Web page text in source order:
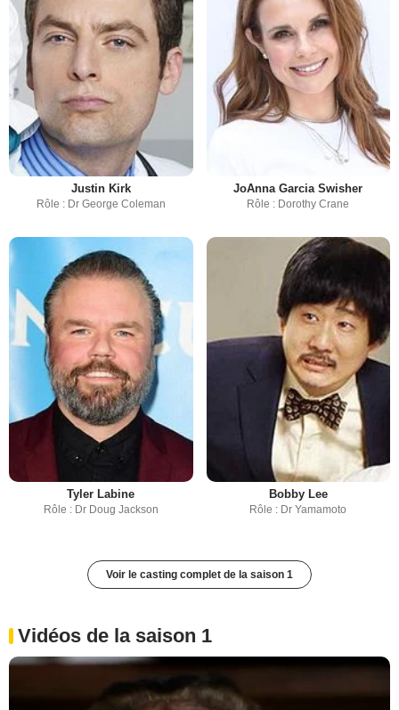
Justin Kirk
Rôle : Dr George Coleman
JoAnna Garcia Swisher
Rôle : Dorothy Crane
Tyler Labine
Rôle : Dr Doug Jackson
Bobby Lee
Rôle : Dr Yamamoto
Voir le casting complet de la saison 1
Vidéos de la saison 1